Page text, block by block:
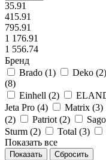
35.91
415.91
795.91
1 176.91
1 556.74
Бренд
Brado (1) Deko (2)
(8)
Einhell (2)
Jeta Pro (4) Matrix (3)
(2) Patriot (2)
Sturm (2) Total (3)
Показать все
Показать Сбросить